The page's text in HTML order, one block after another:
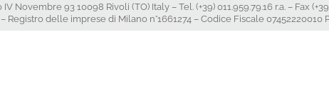
Novembre 93 10098 Rivoli (TO) Italy – Tel. (+39) 011.959.79.16 r.a. – Fax
delle imprese di Milano n°1661274 – Codice Fiscale 07452220010